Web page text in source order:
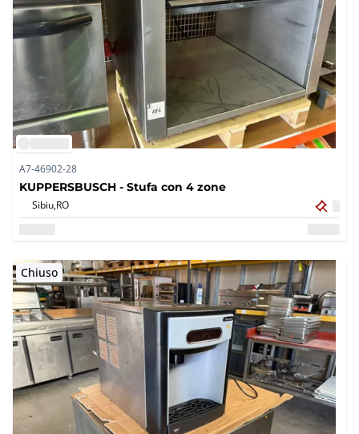
A7-46902-28
KUPPERSBUSCH - Stufa con 4 zone
Sibiu,RO
Chiuso